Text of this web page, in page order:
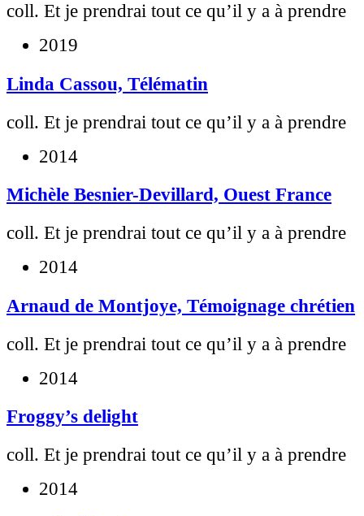
coll. Et je prendrai tout ce qu’il y a à prendre
2019
Linda Cassou, Télématin
coll. Et je prendrai tout ce qu’il y a à prendre
2014
Michèle Besnier-Devillard, Ouest France
coll. Et je prendrai tout ce qu’il y a à prendre
2014
Arnaud de Montjoye, Témoignage chrétien
coll. Et je prendrai tout ce qu’il y a à prendre
2014
Froggy’s delight
coll. Et je prendrai tout ce qu’il y a à prendre
2014